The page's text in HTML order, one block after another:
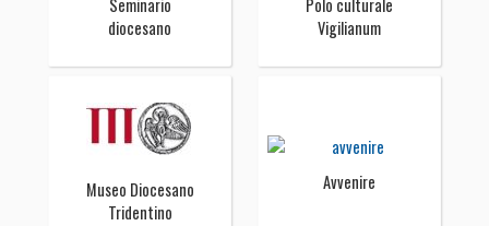
Seminario
diocesano
Polo culturale
Vigilianum
Museo Diocesano
Tridentino
Avvenire